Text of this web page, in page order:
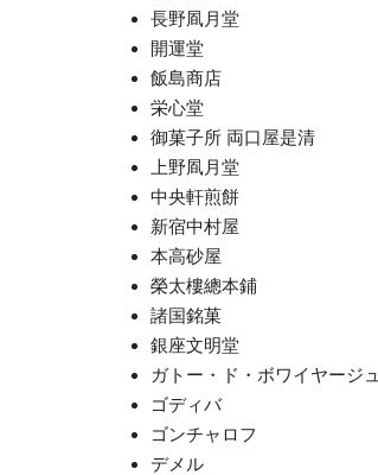
長野凮月堂
開運堂
飯島商店
栄心堂
御菓子所 両口屋是清
上野凮月堂
中央軒煎餅
新宿中村屋
本高砂屋
榮太樓總本鋪
諸国銘菓
銀座文明堂
ガトー・ド・ボワイヤージュ
ゴディバ
ゴンチャロフ
デメル